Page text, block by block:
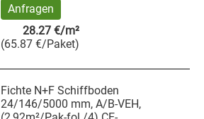
Anfragen
28.27 €/m²
(65.87 €/Paket)
Fichte N+F Schiffboden
24/146/5000 mm, A/B-VEH,